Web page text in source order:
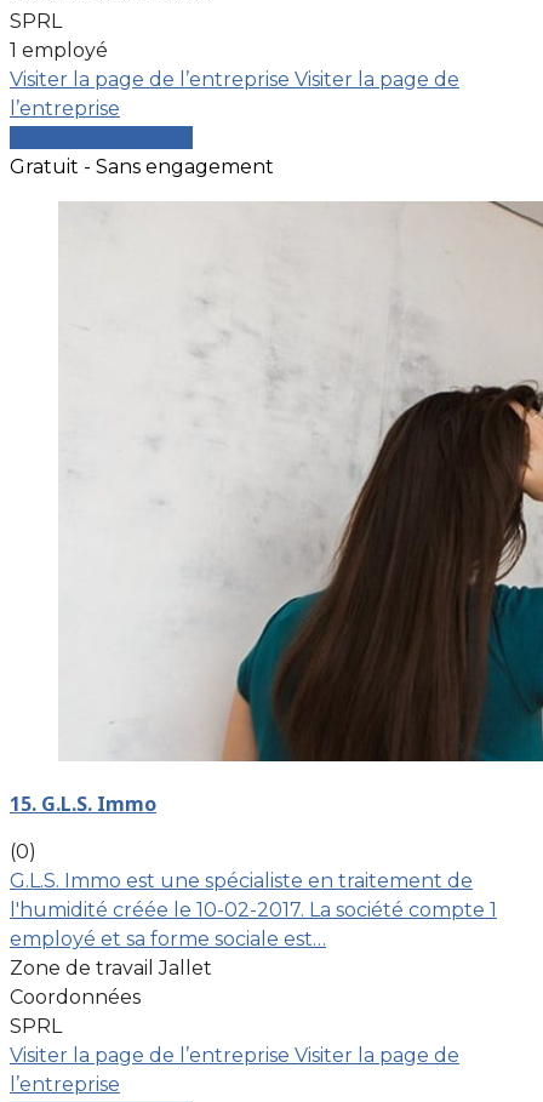
SPRL
1 employé
Visiter la page de l’entreprise Visiter la page de
l’entreprise
Gratuit - Sans engagement
15. G.L.S. Immo
(0)
G.L.S. Immo est une spécialiste en traitement de
l'humidité créée le 10-02-2017. La société compte 1
employé et sa forme sociale est…
Zone de travail Jallet
Coordonnées
SPRL
Visiter la page de l’entreprise Visiter la page de
l’entreprise